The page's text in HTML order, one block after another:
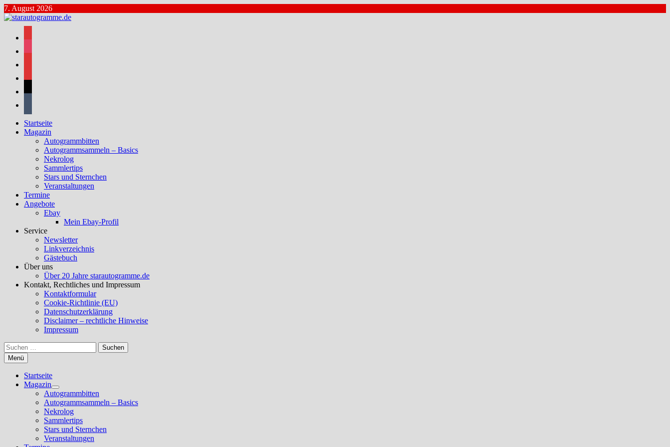
Zum
Inhalt
springen
7. August 2026
Startseite
Magazin
Autogrammbitten
Autogrammsammeln – Basics
Nekrolog
Sammlertips
Stars und Sternchen
Veranstaltungen
Termine
Angebote
Ebay
Mein Ebay-Profil
Service
Newsletter
Linkverzeichnis
Gästebuch
Über uns
Über 20 Jahre starautogramme.de
Kontakt, Rechtliches und Impressum
Kontaktformular
Cookie-Richtlinie (EU)
Datenschutzerklärung
Disclaimer – rechtliche Hinweise
Impressum
Suchen
nach:
Menü
Startseite
Magazin
Untermenü
anzeigen
Autogrammbitten
Autogrammsammeln – Basics
Nekrolog
Sammlertips
Stars und Sternchen
Veranstaltungen